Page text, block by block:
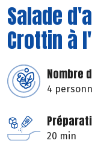
Salade
Crottin à
Nombre
4
20 min